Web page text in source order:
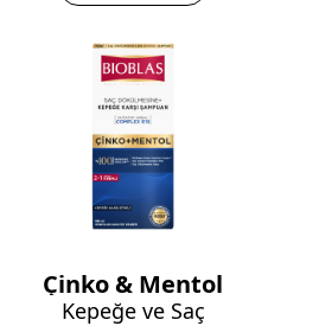
Çinko & Mentol
Kepeğe ve Saç